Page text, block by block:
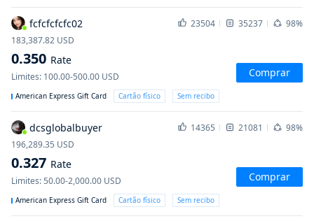
fcfcfcfcfc02 23504 35237
98%
183,387.82 USD
0.350 Rate
Limites: 100.00-500.00 USD Comprar
American Express Gift Card Cartão físico Sem recibo
dcsglobalbuyer 14365 21081
98%
196,289.35 USD
0.327 Rate
Limites:50.00-2,000.00 USD Comprar
American Express Gift Card Cartão físico Sem recibo